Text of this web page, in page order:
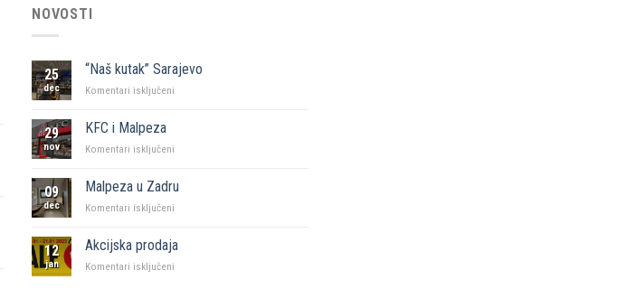
NOVOSTI
25
dec
“Naš kutak” Sarajevo
Komentari isključeni
29
nov
KFC i Malpeza
Komentari isključeni
Malpeza
09
dec
Malpeza u Zadru
Komentari isključeni
Zadru
12
jan
Akcijska prodaja
Komentari isključeni